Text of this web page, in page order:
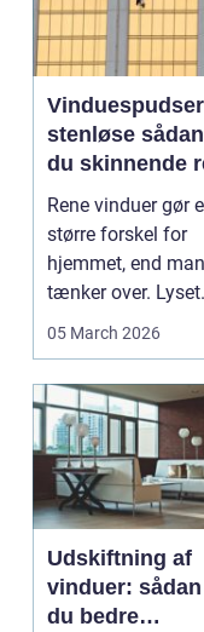
Vinduespudser
stenløse sådan får
du skinnende
ruder året rundt
Rene vinduer gør
større forskel for
hjemmet, end
tænker over. Lyset
falder anderledes
05 March 2026
Udskiftning af
vinduer:
du bedre